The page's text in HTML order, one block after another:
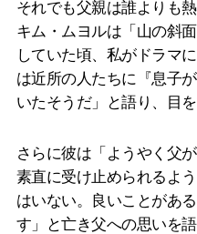
それでも父親は誰よりも
キム・ムヨルは「山の斜
していた頃、私がドラマ
は近所の人たちに『息子
いたそうだ」と語り、目を
さらに彼は「ようやく父
素直に受け止められるよ
はいない。良いことがあ
す」と亡き父への思いを